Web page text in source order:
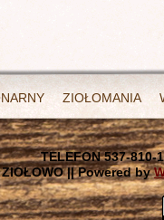
ZIOŁOMANIA
TELEFON 537-810-
ZIOŁOWO || Powered by